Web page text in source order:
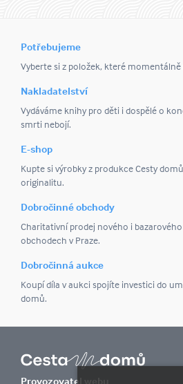
Potřebujeme
Vyberte si z položek, které
Nakladatelství
Vydáváme knihy pro děti i dospělé o
smrti nebojí.
E-shop
Kupte si výrobky z produkce Cesty
originalitu.
Dobročinné obchody
Charitativní prodej nového i
obchodech v Praze.
Dobročinná aukce
Koupí díla v aukci spojíte investici do
domů.
Provozovatel webu